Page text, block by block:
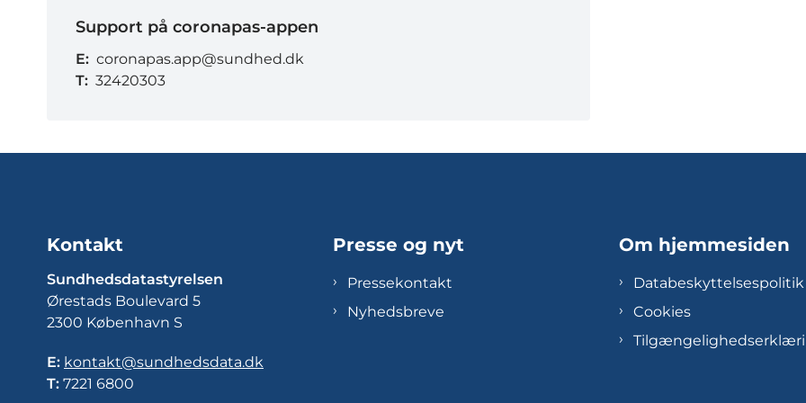
Support på coronapas-appen
E: coronapas.app@sundhed.dk
T: 32420303
Kontakt
Sundhedsdatastyrelsen
Ørestads Boulevard 5
2300 København S
E: kontakt@sundhedsdata.dk
T: 7221 6800
Presse og nyt
Pressekontakt
Nyhedsbreve
Om hjemmesiden
Databeskyttelsespolitik
Cookies